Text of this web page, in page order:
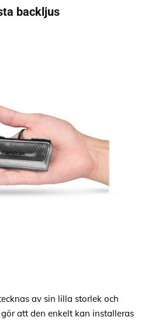
backljus
av sin lilla storlek och
att den enkelt kan installeras